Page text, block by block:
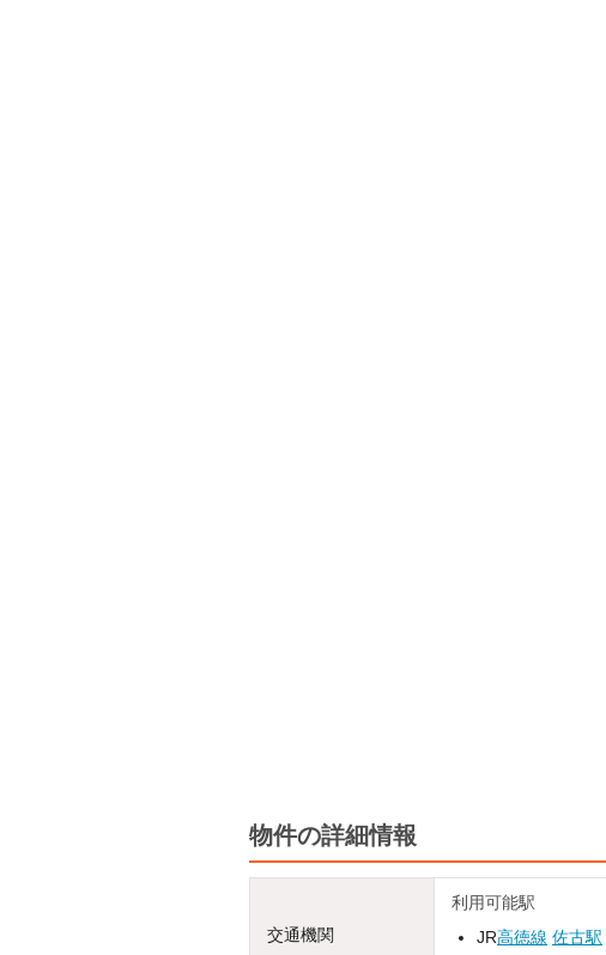
物件の詳細情報
交通機関
利用可能駅
JR高徳線 佐古駅